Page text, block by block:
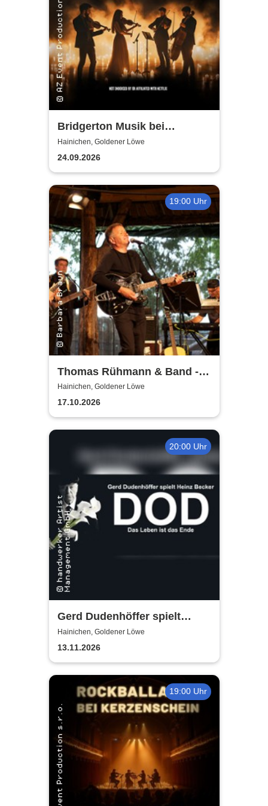
Bridgerton Musik bei
Kerzenschein
Hainichen, Goldener Löwe
24.09.2026
19:00 Uhr
Thomas Rühmann & Band -
Lebensreise: Tour 2026
Hainichen, Goldener Löwe
17.10.2026
20:00 Uhr
Gerd Dudenhöffer spielt
Heinz Becker
Hainichen, Goldener Löwe
13.11.2026
19:00 Uhr